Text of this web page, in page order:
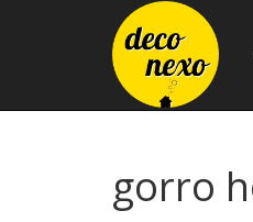
gorro